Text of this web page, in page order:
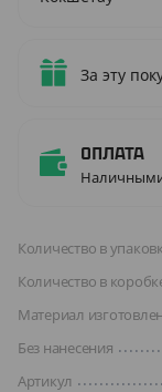
За эту
Оплата
Наличными
Количество в
Количество в
Материал
Без нанесения
Артикул